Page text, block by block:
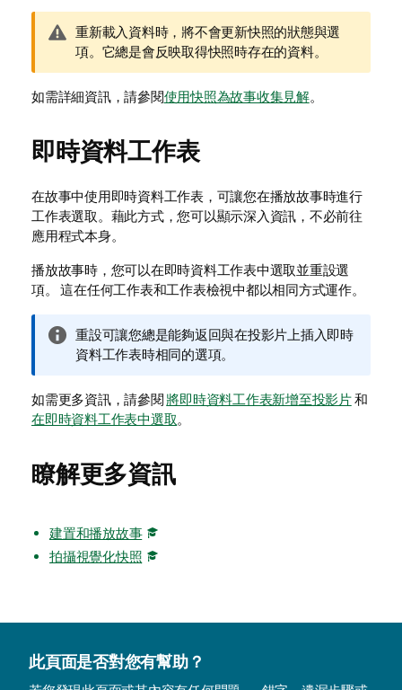
警
告
備
註
重新載入資料時，將不會更新快照的狀態與選
項。它總是會反映取得快照時存在的資料。
如需詳細資訊，請參閱使用快照為故事收集見解。
即時資料工作表
在故事中使用即時資料工作表，可讓您在播放故事時進行
工作表選取。藉此方式，您可以顯示深入資訊，不必前往
應用程式本身。
播放故事時，您可以在即時資料工作表中選取並重設選
項。 這在任何工作表和工作表檢視中都以相同方式運作。
資
訊
註
重設可讓您總是能夠返回與在投影片上插入即時
資料工作表時相同的選項。
如需更多資訊，請參閱將即時資料工作表新增至投影片和
在即時資料工作表中選取。
瞭解更多資訊
建置和播放故事
拍攝視覺化快照
此頁面是否對您有幫助？